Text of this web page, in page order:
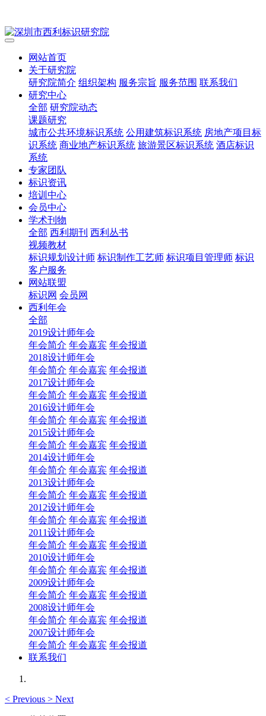
网站首页
关于研究院
研究院简介 组织架构 服务宗旨 服务范围 联系我们
研究中心
全部 研究院动态
课题研究
城市公共环境标识系统 公用建筑标识系统 房地产项目标
识系统 商业地产标识系统 旅游景区标识系统 酒店标识
系统
专家团队
标识资讯
培训中心
会员中心
学术刊物
全部 西利期刊 西利丛书
视频教材
标识规划设计师 标识制作工艺师 标识项目管理师 标识
客户服务
网站联盟
标识网 会员网
西利年会
全部
2019设计师年会
年会简介 年会嘉宾 年会报道
2018设计师年会
年会简介 年会嘉宾 年会报道
2017设计师年会
年会简介 年会嘉宾 年会报道
2016设计师年会
年会简介 年会嘉宾 年会报道
2015设计师年会
年会简介 年会嘉宾 年会报道
2014设计师年会
年会简介 年会嘉宾 年会报道
2013设计师年会
年会简介 年会嘉宾 年会报道
2012设计师年会
年会简介 年会嘉宾 年会报道
2011设计师年会
年会简介 年会嘉宾 年会报道
2010设计师年会
年会简介 年会嘉宾 年会报道
2009设计师年会
年会简介 年会嘉宾 年会报道
2008设计师年会
年会简介 年会嘉宾 年会报道
2007设计师年会
年会简介 年会嘉宾 年会报道
联系我们
< Previous > Next